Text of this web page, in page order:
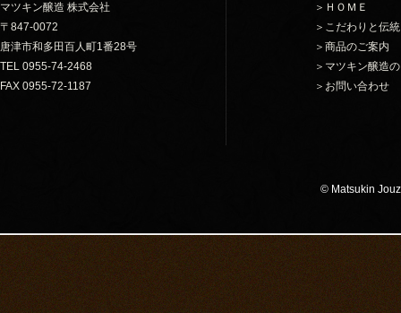
マツキン醸造 株式会社
〒847-0072
唐津市和多田百人町1番28号
TEL 0955-74-2468
FAX 0955-72-1187
＞ＨＯＭＥ
＞こだわりと伝統
＞商品のご案内
＞マツキン醸造
＞お問い合わせ
© Matsukin